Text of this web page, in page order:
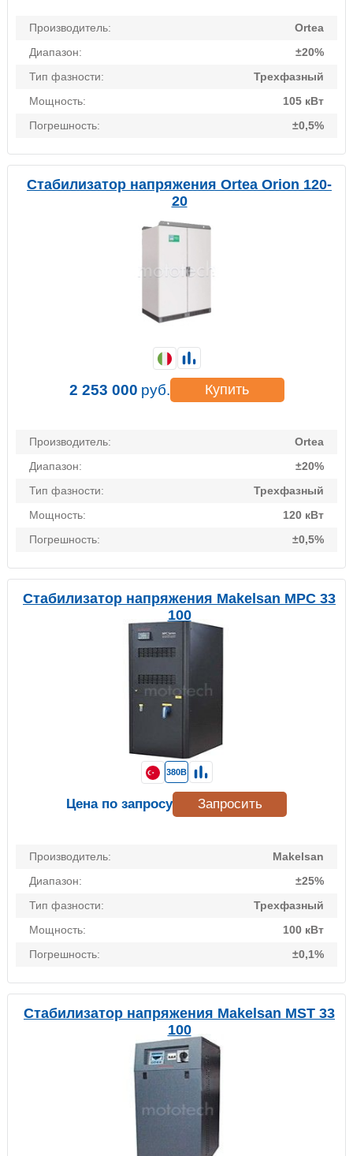
Производитель:
Ortea
Диапазон:
±20%
Тип фазности:
Трехфазный
Мощность:
105 кВт
Погрешность:
±0,5%
Стабилизатор напряжения Ortea Orion 120-
20
Производитель:
Ortea
Диапазон:
±20%
Тип фазности:
Трехфазный
Мощность:
120 кВт
Погрешность:
±0,5%
2 253 000 руб. Купить
Стабилизатор напряжения Makelsan MPC 33
100
Производитель:
Makelsan
Диапазон:
±25%
Тип фазности:
Трехфазный
Мощность:
100 кВт
Погрешность:
±0,1%
380В
Цена по запросу Запросить
Стабилизатор напряжения Makelsan MST 33
100